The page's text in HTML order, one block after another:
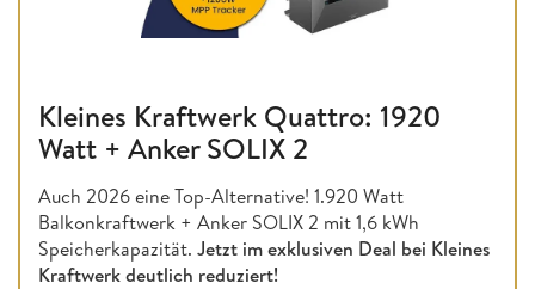
Kleines Kraftwerk Quattro: 1920
Watt + Anker SOLIX 2
Auch 2026 eine Top-Alternative! 1.920 Watt
Balkonkraftwerk + Anker SOLIX 2 mit 1,6 kWh
Speicherkapazität. Jetzt im exklusiven Deal bei Kleines
Kraftwerk deutlich reduziert!